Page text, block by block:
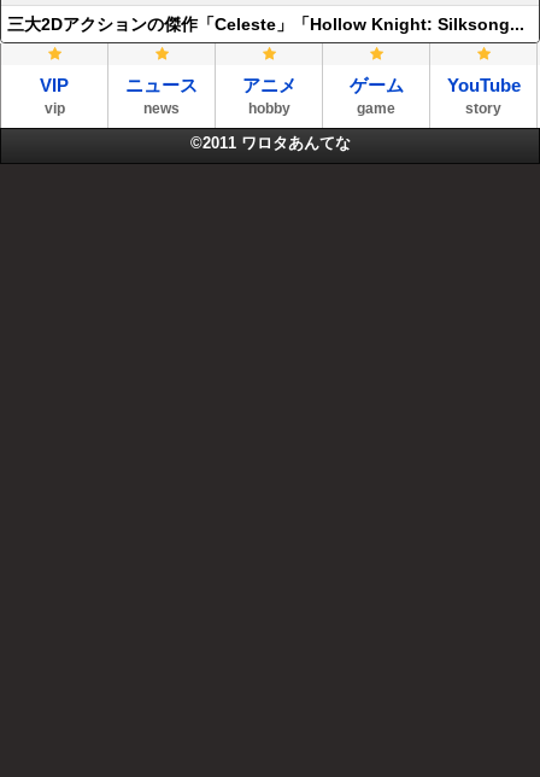
三大2Dアクションの傑作「Celeste」「Hollow Knight: Silksong...
VIP
vip
ニュース
news
アニメ
hobby
ゲーム
game
YouTube
story
©2011 ワロタあんてな